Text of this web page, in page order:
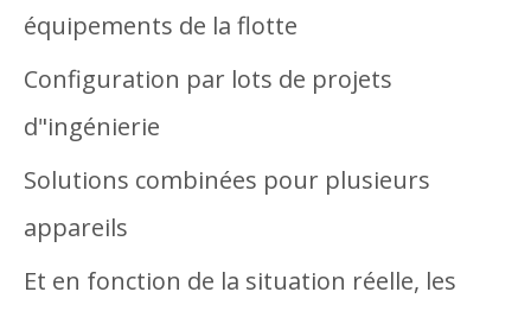
équipements de la flotte
Configuration par lots de projets
d"ingénierie
Solutions combinées pour plusieurs
appareils
Et en fonction de la situation réelle, les